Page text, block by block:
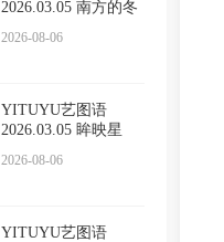
2026.03.05 南方的冬
2026-08-06
YITUYU艺图语
2026.03.05 眸映星
2026-08-06
YITUYU艺图语